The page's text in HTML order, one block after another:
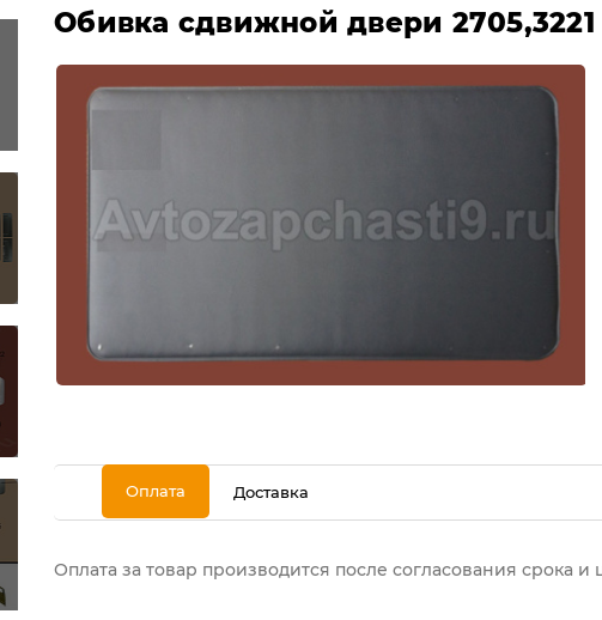
Обивка сдвижной двери 2705,3221
Оплата Доставка
Оплата за товар производится после согласования срока и